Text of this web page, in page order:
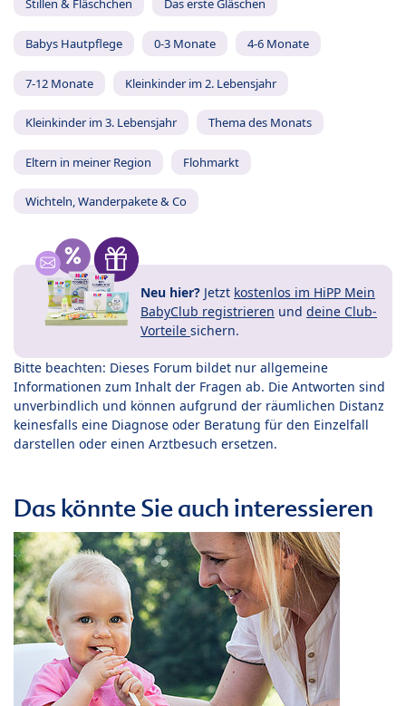
Stillen & Fläschchen Das erste Gläschen
Babys Hautpflege 0-3 Monate 4-6 Monate
7-12 Monate Kleinkinder im 2. Lebensjahr
Kleinkinder im 3. Lebensjahr Thema des Monats
Eltern in meiner Region Flohmarkt
Wichteln, Wanderpakete & Co
Neu hier? Jetzt kostenlos im HiPP Mein
BabyClub registrieren und deine Club-
Vorteile sichern.
Bitte beachten: Dieses Forum bildet nur allgemeine
Informationen zum Inhalt der Fragen ab. Die Antworten sind
unverbindlich und können aufgrund der räumlichen Distanz
keinesfalls eine Diagnose oder Beratung für den Einzelfall
darstellen oder einen Arztbesuch ersetzen.
Das könnte Sie auch interessieren